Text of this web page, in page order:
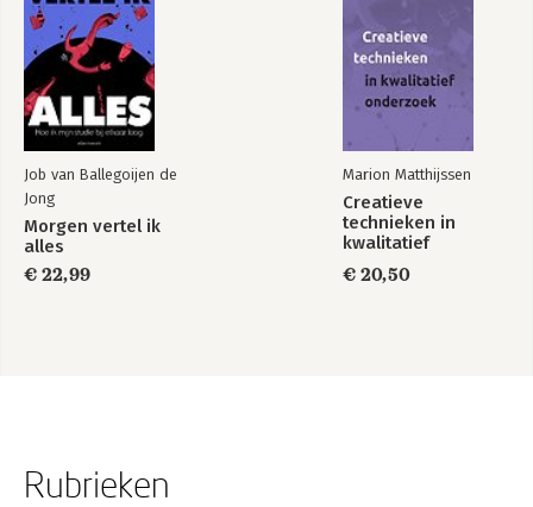
Job van Ballegoijen de
Jong
Morgen vertel ik
alles
€ 22,99
Marion Matthijssen
Creatieve
technieken in
kwalitatief
onderzoek
€ 20,50
Rubrieken